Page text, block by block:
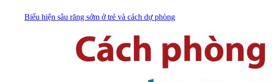
Biểu hiện sâu răng sớm ở trẻ và cách dự phòng